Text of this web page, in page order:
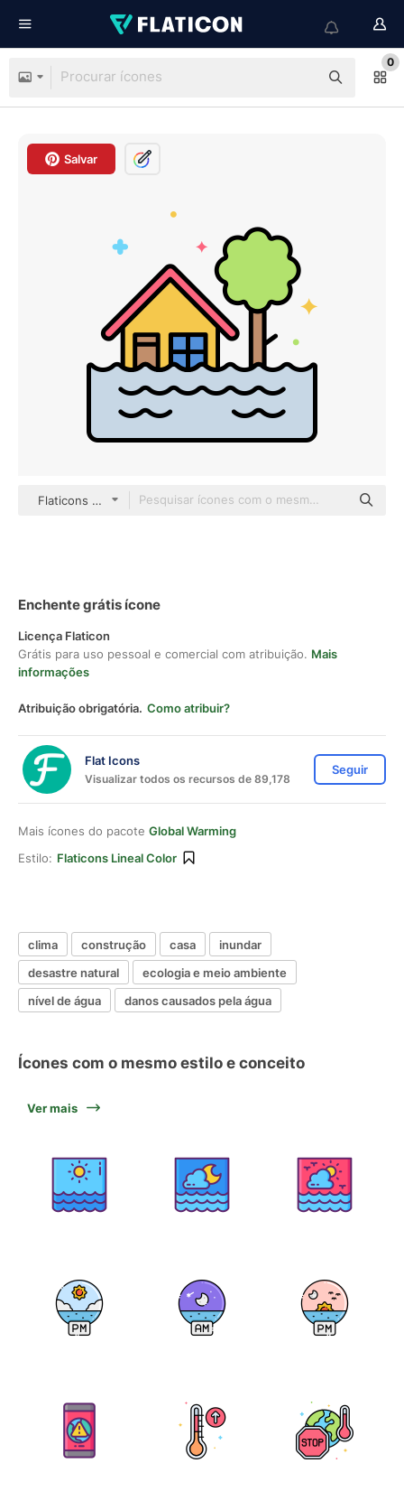
0
Salvar
Flaticons Lineal Color
Enchente grátis ícone
Licença Flaticon
Grátis para uso pessoal e comercial com atribuição. Mais
informações
Atribuição obrigatória. Como atribuir?
Flat Icons
Visualizar todos os recursos de 89,178
Seguir
Mais ícones do pacote Global Warming
Estilo: Flaticons Lineal Color
clima construção casa
inundar
desastre natural
ecologia e meio ambiente
nível de água
danos causados pela água
Ícones com o mesmo estilo e conceito
Ver mais